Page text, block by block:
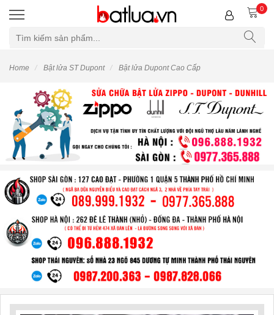
0
Home Bật lửa ST Dupont Bật lửa Dupont Cao Cấp